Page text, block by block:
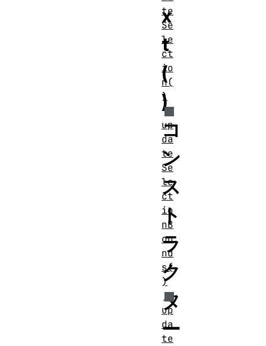
x
t
(
)
コ
ン
ス
ト
ラ
ク
タ
ー
te
Se
le
ct
io
n(
)
up
da
te
Se
le
ct
io
nB
ou
nd
s(
)
up
da
te